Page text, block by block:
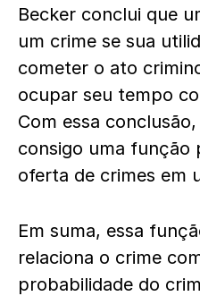
Becker conclui que
um crime se sua
cometer o ato
ocupar seu tempo
Com essa
consigo uma função
oferta de crimes em
Em suma, essa
relaciona o crime
probabilidade do